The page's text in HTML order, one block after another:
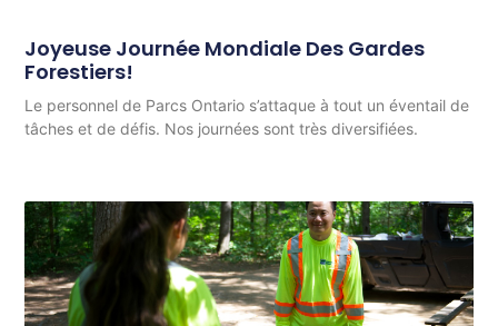
Joyeuse Journée Mondiale Des Gardes
Forestiers!
Le personnel de Parcs Ontario s’attaque à tout un éventail de
tâches et de défis. Nos journées sont très diversifiées.